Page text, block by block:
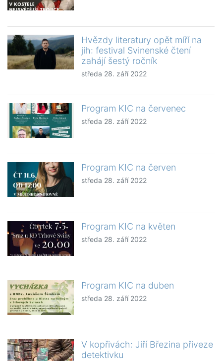
Hvězdy literatury opět míří na
jih: festival Svinenské čtení
zahájí šestý ročník
středa 28. září 2022
Program KIC na červenec
středa 28. září 2022
Program KIC na červen
středa 28. září 2022
Program KIC na květen
středa 28. září 2022
Program KIC na duben
středa 28. září 2022
V kopřivách: Jiří Březina přiveze
detektivku